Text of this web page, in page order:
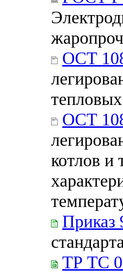
ОСТ
ОСТ
котлов и
Приказ
стандарта
ТР ТС